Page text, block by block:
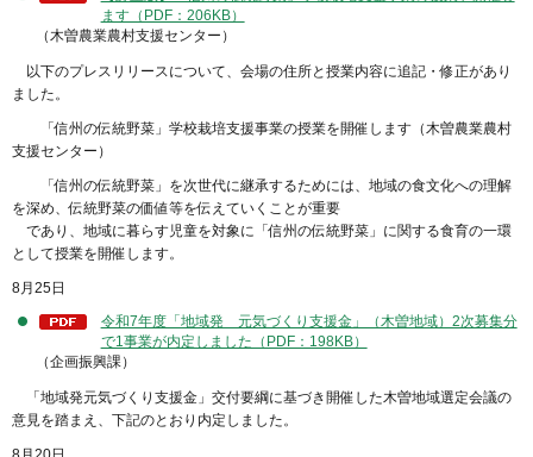
ます（PDF：206KB）
（木曽農業農村支援センター）
以下のプレスリリースについて、会場の住所と授業内容に追記・修正があり
ました。
「信州の伝統野菜」学校栽培支援事業の授業を開催します（木曽農業農村
支援センター）
「信州の伝統野菜」を次世代に継承するためには、地域の食文化への理解
を深め、伝統野菜の価値等を伝えていくことが重要
であり、地域に暮らす児童を対象に「信州の伝統野菜」に関する食育の一環
として授業を開催します。
8月25日
令和7年度「地域発 元気づくり支援金」（木曽地域）2次募集分
で1事業が内定しました（PDF：198KB）
（企画振興課）
「地域発元気づくり支援金」交付要綱に基づき開催した木曽地域選定会議の
意見を踏まえ、下記のとおり内定しました。